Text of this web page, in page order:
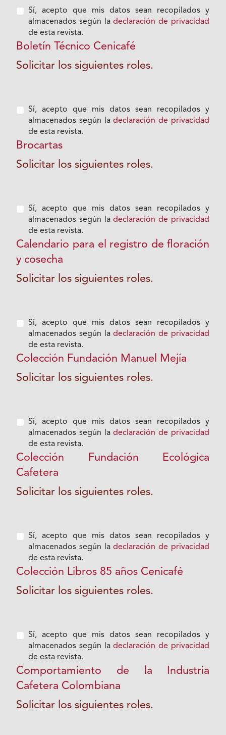
Sí, acepto que mis datos sean recopilados y
almacenados según ladeclaración de privacidad
de esta revista.
Boletín Técnico Cenicafé
Solicitar los siguientes roles.
Sí, acepto que mis datos sean recopilados y
almacenados según ladeclaración de privacidad
de esta revista.
Brocartas
Solicitar los siguientes roles.
Sí, acepto que mis datos sean recopilados y
almacenados según ladeclaración de privacidad
de esta revista.
Calendario para el registro de floración
y cosecha
Solicitar los siguientes roles.
Sí, acepto que mis datos sean recopilados y
almacenados según ladeclaración de privacidad
de esta revista.
Colección Fundación Manuel Mejía
Solicitar los siguientes roles.
Sí, acepto que mis datos sean recopilados y
almacenados según ladeclaración de privacidad
de esta revista.
Colección Fundación Ecológica
Cafetera
Solicitar los siguientes roles.
Sí, acepto que mis datos sean recopilados y
almacenados según ladeclaración de privacidad
de esta revista.
Colección Libros 85 años Cenicafé
Solicitar los siguientes roles.
Sí, acepto que mis datos sean recopilados y
almacenados según ladeclaración de privacidad
de esta revista.
Comportamiento de la Industria
Cafetera Colombiana
Solicitar los siguientes roles.